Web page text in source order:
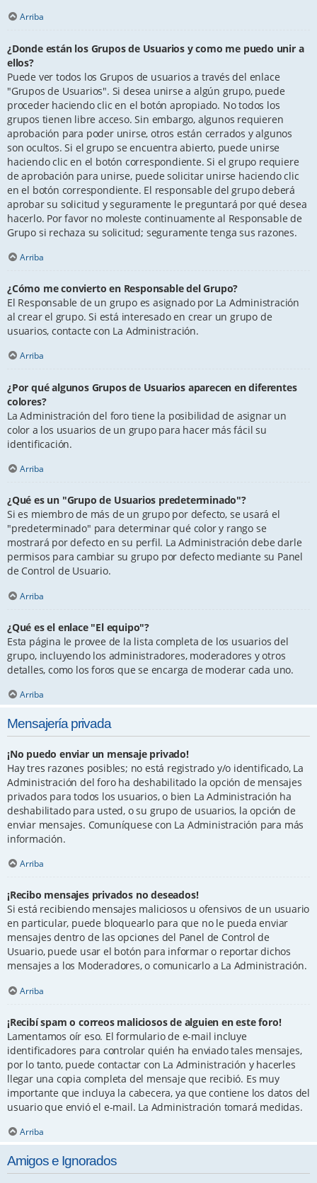
Arriba
¿Donde están los Grupos de Usuarios y como me puedo unir a
ellos?
Puede ver todos los Grupos de usuarios a través del enlace
"Grupos de Usuarios". Si desea unirse a algún grupo, puede
proceder haciendo clic en el botón apropiado. No todos los
grupos tienen libre acceso. Sin embargo, algunos requieren
aprobación para poder unirse, otros están cerrados y algunos
son ocultos. Si el grupo se encuentra abierto, puede unirse
haciendo clic en el botón correspondiente. Si el grupo requiere
de aprobación para unirse, puede solicitar unirse haciendo clic
en el botón correspondiente. El responsable del grupo deberá
aprobar su solicitud y seguramente le preguntará por qué desea
hacerlo. Por favor no moleste continuamente al Responsable de
Grupo si rechaza su solicitud; seguramente tenga sus razones.
Arriba
¿Cómo me convierto en Responsable del Grupo?
El Responsable de un grupo es asignado por La Administración
al crear el grupo. Si está interesado en crear un grupo de
usuarios, contacte con La Administración.
Arriba
¿Por qué algunos Grupos de Usuarios aparecen en diferentes
colores?
La Administración del foro tiene la posibilidad de asignar un
color a los usuarios de un grupo para hacer más fácil su
identificación.
Arriba
¿Qué es un "Grupo de Usuarios predeterminado"?
Si es miembro de más de un grupo por defecto, se usará el
"predeterminado" para determinar qué color y rango se
mostrará por defecto en su perfil. La Administración debe darle
permisos para cambiar su grupo por defecto mediante su Panel
de Control de Usuario.
Arriba
¿Qué es el enlace "El equipo"?
Esta página le provee de la lista completa de los usuarios del
grupo, incluyendo los administradores, moderadores y otros
detalles, como los foros que se encarga de moderar cada uno.
Arriba
Mensajería privada
¡No puedo enviar un mensaje privado!
Hay tres razones posibles; no está registrado y/o identificado, La
Administración del foro ha deshabilitado la opción de mensajes
privados para todos los usuarios, o bien La Administración ha
deshabilitado para usted, o su grupo de usuarios, la opción de
enviar mensajes. Comuníquese con La Administración para más
información.
Arriba
¡Recibo mensajes privados no deseados!
Si está recibiendo mensajes maliciosos u ofensivos de un usuario
en particular, puede bloquearlo para que no le pueda enviar
mensajes dentro de las opciones del Panel de Control de
Usuario, puede usar el botón para informar o reportar dichos
mensajes a los Moderadores, o comunicarlo a La Administración.
Arriba
¡Recibí spam o correos maliciosos de alguien en este foro!
Lamentamos oír eso. El formulario de e-mail incluye
identificadores para controlar quién ha enviado tales mensajes,
por lo tanto, puede contactar con La Administración y hacerles
llegar una copia completa del mensaje que recibió. Es muy
importante que incluya la cabecera, ya que contiene los datos del
usuario que envió el e-mail. La Administración tomará medidas.
Arriba
Amigos e Ignorados